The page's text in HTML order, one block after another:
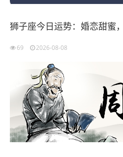
狮子座今日运势：婚恋甜蜜
69 2026-08-08